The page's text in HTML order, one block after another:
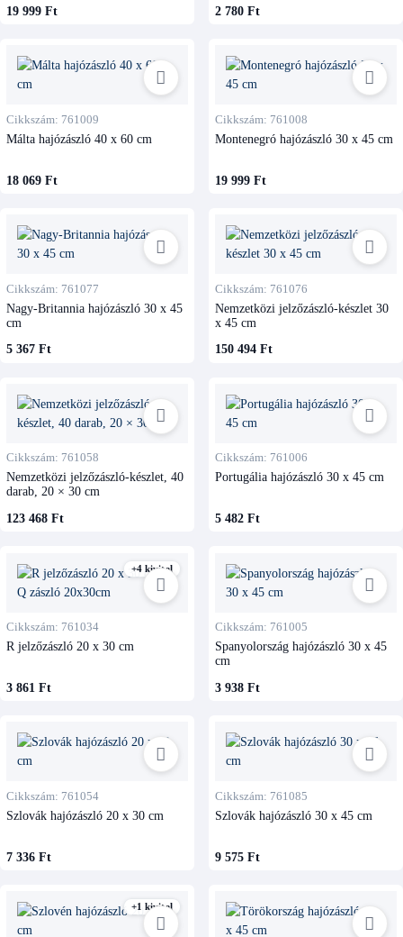
19 999 Ft 2 780 Ft
Cikkszám: 761009
Málta hajózászló 40 x 60 cm
18 069 Ft
Cikkszám: 761008
Montenegró hajózászló 30 x 45 cm
19 999 Ft
Cikkszám: 761077
Nagy-Britannia hajózászló 30 x 45
cm
5 367 Ft
Cikkszám: 761076
Nemzetközi jelzőzászló-készlet 30
x 45 cm
150 494 Ft
Cikkszám: 761058
Nemzetközi jelzőzászló-készlet, 40
darab, 20 × 30 cm
123 468 Ft
Cikkszám: 761006
Portugália hajózászló 30 x 45 cm
5 482 Ft
+4 kivitel
Cikkszám: 761034
R jelzőzászló 20 x 30 cm
3 861 Ft
Cikkszám: 761005
Spanyolország hajózászló 30 x 45
cm
3 938 Ft
Cikkszám: 761054
Szlovák hajózászló 20 x 30 cm
7 336 Ft
Cikkszám: 761085
Szlovák hajózászló 30 x 45 cm
9 575 Ft
+1 kivitel